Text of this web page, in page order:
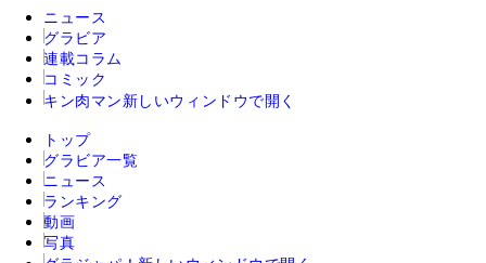
ニュース
グラビア
連載コラム
コミック
キン肉マン 新しいウィンドウで開く
トップ
グラビア一覧
ニュース
ランキング
動画
写真